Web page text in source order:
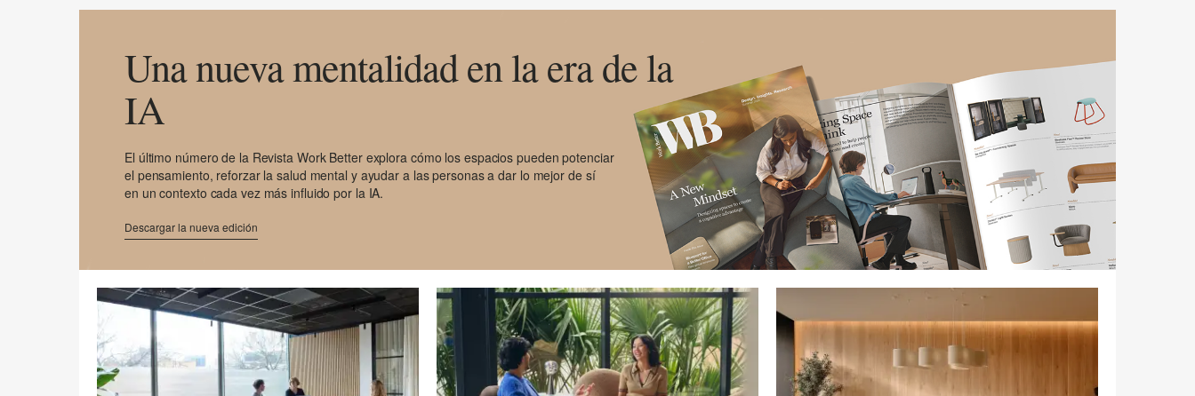
Una nueva mentalidad en la era de la
IA
El último número de la Revista Work Better explora cómo los espacios pueden potenciar
el pensamiento, reforzar la salud mental y ayudar a las personas a dar lo mejor de sí
en un contexto cada vez más influido por la IA.
Descargar la nueva edición